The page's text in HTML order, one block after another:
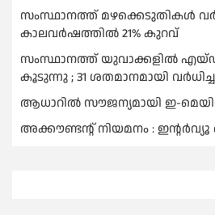
സംസ്ഥാനത്ത് മഴക്കെടുതികള്‍
കാലവര്‍ഷത്തില്‍ 21% കുറവ്
സംസ്ഥാനത്ത് യുവാക്കളില്‍
കൂടുന്നു ; 31 ശതമാനമായി
ആധാറിൽ സൗജന്യമായി ഇ-
അക്കൗണ്ടന്റ് നിയമനം : ഇൻ്റർവ്യൂ